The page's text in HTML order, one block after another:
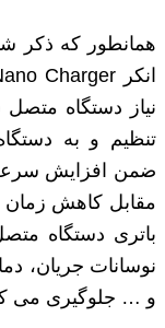
همانطور که ذکر
نیاز دستگاه متصل
تنظیم و به
ضمن افزایش
مقابل کاهش زمان
باتری دستگاه
نوسانات جریان،
و … جلوگیری می